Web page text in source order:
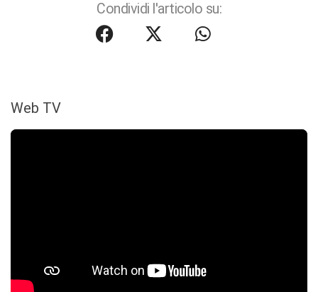
Condividi l'articolo su:
Web TV